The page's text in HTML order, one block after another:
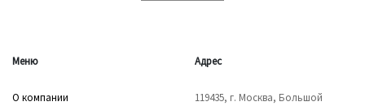
Меню
О компании
Адрес
119435, г. Москва, Большой